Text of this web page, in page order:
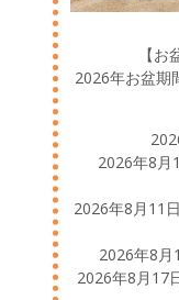
【
2026年お盆期
2026年8月
2026年8月11
2026年8月
2026年8月17